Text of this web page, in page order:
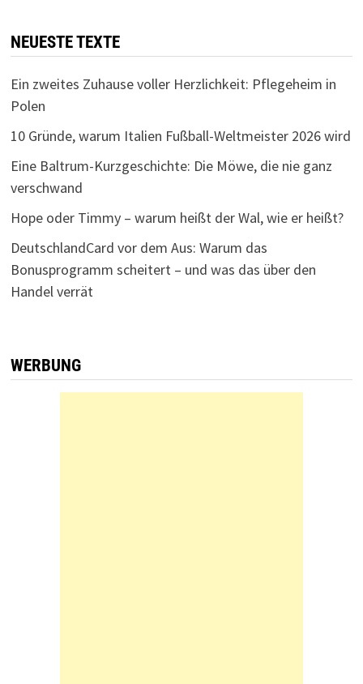
NEUESTE TEXTE
Ein zweites Zuhause voller Herzlichkeit: Pflegeheim in
Polen
10 Gründe, warum Italien Fußball-Weltmeister 2026 wird
Eine Baltrum-Kurzgeschichte: Die Möwe, die nie ganz
verschwand
Hope oder Timmy – warum heißt der Wal, wie er heißt?
DeutschlandCard vor dem Aus: Warum das
Bonusprogramm scheitert – und was das über den
Handel verrät
WERBUNG